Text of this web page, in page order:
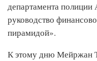
департамента полиции
руководство
пирамидой».
К этому дню Мейржан